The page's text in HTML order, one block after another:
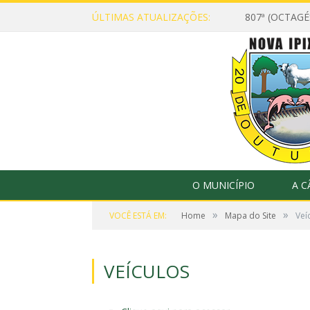
ÚLTIMAS ATUALIZAÇÕES: 807ª
O MUNICÍPIO A
VOCÊ ESTÁ EM: Home » Mapa do Site »
VEÍCULOS